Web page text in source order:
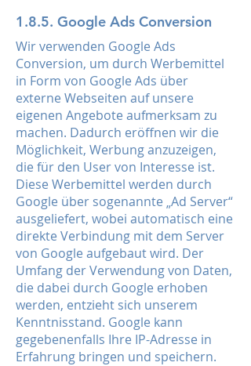
1.8.5. Google Ads Conversion
Wir verwenden Google Ads
Conversion, um durch Werbemittel
in Form von Google Ads über
externe Webseiten auf unsere
eigenen Angebote aufmerksam zu
machen. Dadurch eröffnen wir die
Möglichkeit, Werbung anzuzeigen,
die für den User von Interesse ist.
Diese Werbemittel werden durch
Google über sogenannte „Ad Server“
ausgeliefert, wobei automatisch eine
direkte Verbindung mit dem Server
von Google aufgebaut wird. Der
Umfang der Verwendung von Daten,
die dabei durch Google erhoben
werden, entzieht sich unserem
Kenntnisstand. Google kann
gegebenenfalls Ihre IP-Adresse in
Erfahrung bringen und speichern.